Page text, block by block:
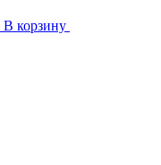
В корзину